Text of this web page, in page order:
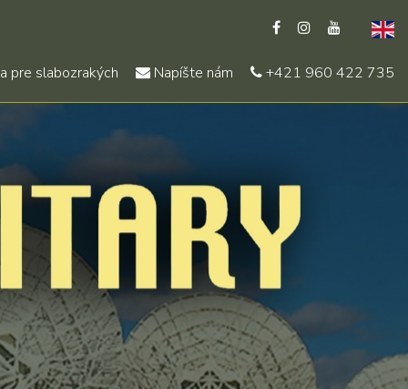
pre slabozrakých Napíšte nám +421 960 422 735